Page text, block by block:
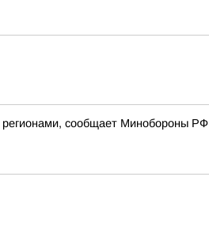
регионами, сообщает Минобороны РФ